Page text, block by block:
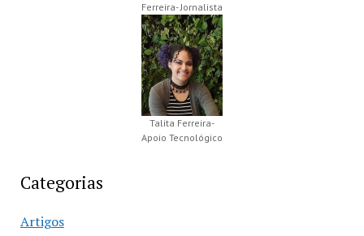
Ferreira- Jornalista
Talita Ferreira-
Apoio Tecnológico
Categorias
Artigos